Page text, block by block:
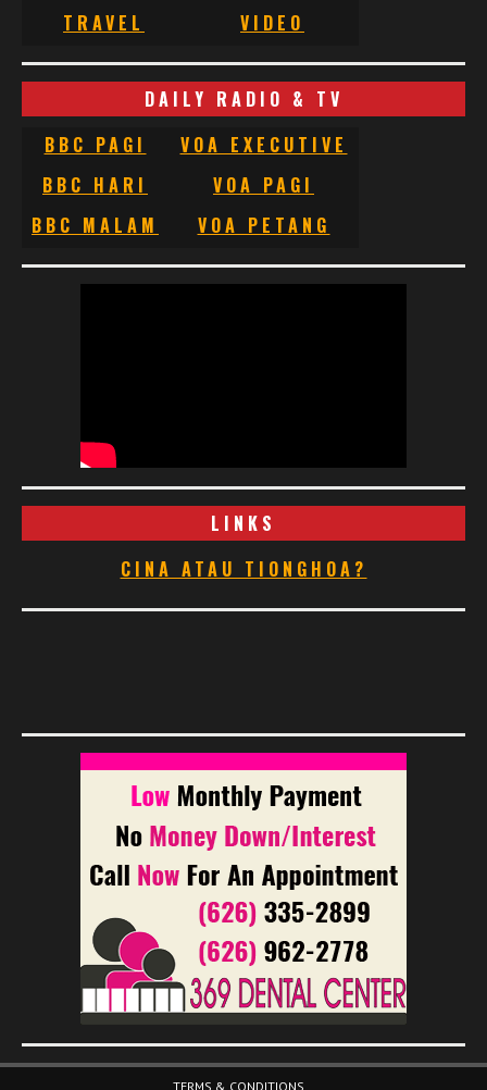
TRAVEL
VIDEO
DAILY RADIO & TV
BBC PAGI
VOA EXECUTIVE
BBC HARI
VOA PAGI
BBC MALAM
VOA PETANG
LINKS
CINA ATAU TIONGHOA?
TERMS & CONDITIONS